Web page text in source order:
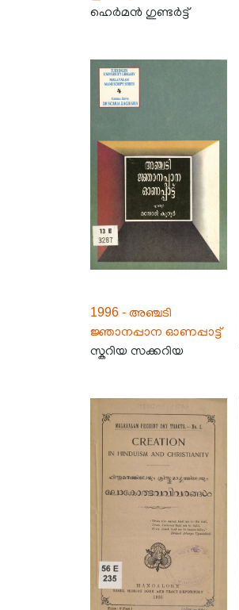
ഹെർമൻ ഗുണ്ടർട്ട്
1996 - അഞ്ചടി
ജ്ഞാനപ്പാന ഓണപ്പാട്ട്
സ്കറിയ സക്കറിയ